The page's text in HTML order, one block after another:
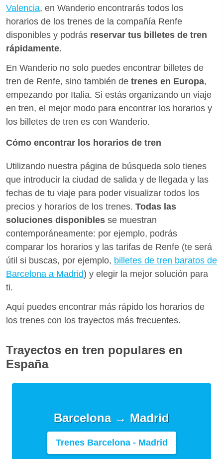
Valencia, en Wanderio encontrarás todos los
horarios de los trenes de la compañía Renfe
disponibles y podrás reservar tus billetes de tren
rápidamente.
En Wanderio no solo puedes encontrar billetes de
tren de Renfe, sino también de trenes en Europa,
empezando por Italia. Si estás organizando un viaje
en tren, el mejor modo para encontrar los horarios y
los billetes de tren es con Wanderio.
Cómo encontrar los horarios de tren
Utilizando nuestra página de búsqueda solo tienes
que introducir la ciudad de salida y de llegada y las
fechas de tu viaje para poder visualizar todos los
precios y horarios de los trenes. Todas las
soluciones disponibles se muestran
contemporáneamente: por ejemplo, podrás
comparar los horarios y las tarifas de Renfe (te será
útil si buscas, por ejemplo, billetes de tren baratos de
Barcelona a Madrid) y elegir la mejor solución para
ti.
Aquí puedes encontrar más rápido los horarios de
los trenes con los trayectos más frecuentes.
Trayectos en tren populares en
España
Barcelona → Madrid
Trenes Barcelona - Madrid